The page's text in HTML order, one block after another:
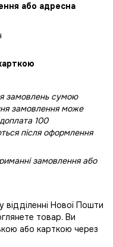
або адресна
замовлень сумою
замовлення може
100
після оформлення
замовлення або
відділенні Нової Пошти
товар. Ви
або карткою через